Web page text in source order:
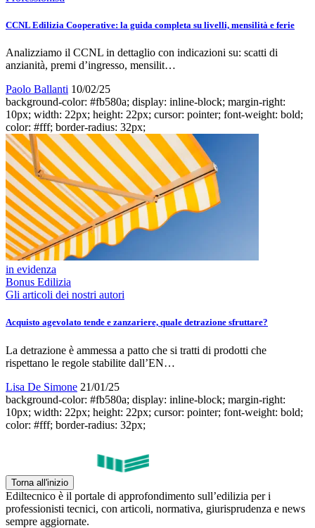
CCNL Edilizia Cooperative: la guida completa su livelli, mensilità e ferie
Analizziamo il CCNL in dettaglio con indicazioni su: scatti di
anzianità, premi d’ingresso, mensilit…
Paolo Ballanti 10/02/25
background-color: #fb580a; display: inline-block; margin-right:
10px; width: 22px; height: 22px; cursor: pointer; font-weight: bold;
color: #fff; border-radius: 32px;
in evidenza
Bonus Edilizia
Gli articoli dei nostri autori
Acquisto agevolato tende e zanzariere, quale detrazione sfruttare?
La detrazione è ammessa a patto che si tratti di prodotti che
rispettano le regole stabilite dall’EN…
Lisa De Simone 21/01/25
background-color: #fb580a; display: inline-block; margin-right:
10px; width: 22px; height: 22px; cursor: pointer; font-weight: bold;
color: #fff; border-radius: 32px;
Torna all'inizio
Ediltecnico è il portale di approfondimento sull’edilizia per i
professionisti tecnici, con articoli, normativa, giurisprudenza e news
sempre aggiornate.